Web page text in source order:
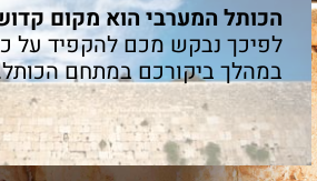
הכותל המערבי הוא מקום
לפיכך נבקש מכם להקפיד על
במהלך ביקורכם במתחם